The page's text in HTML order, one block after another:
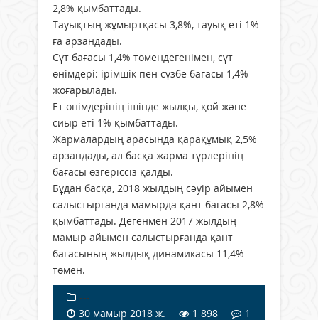
2,8% қымбаттады.
Тауықтың жұмыртқасы 3,8%, тауық еті 1%-
ға арзандады.
Сүт бағасы 1,4% төмендегенімен, сүт
өнімдері: ірімшік пен сүзбе бағасы 1,4%
жоғарылады.
Ет өнімдерінің ішінде жылқы, қой және
сиыр еті 1% қымбаттады.
Жармалардың арасында қарақұмық 2,5%
арзандады, ал басқа жарма түрлерінің
бағасы өзгеріссіз қалды.
Бұдан басқа, 2018 жылдың сәуір айымен
салыстырғанда мамырда қант бағасы 2,8%
қымбаттады. Дегенмен 2017 жылдың
мамыр айымен салыстырғанда қант
бағасының жылдық динамикасы 11,4%
төмен.
---
30 мамыр 2018 ж.
1 898 1